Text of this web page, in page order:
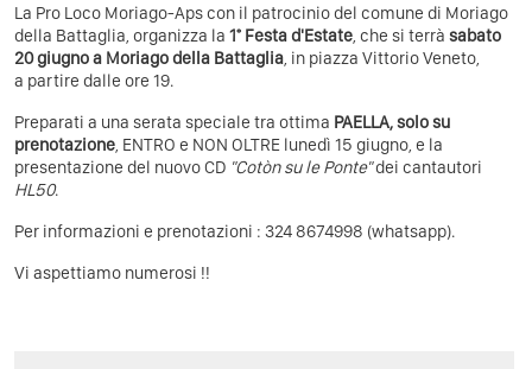
La Pro Loco Moriago-Aps con il patrocinio del comune di Moriago
della Battaglia, organizza la 1° Festa d'Estate , che si terrà sabato
20 giugno a Moriago della Battaglia , in piazza Vittorio Veneto,
a partire dalle ore 19.
Preparati a una serata speciale tra ottima PAELLA,solo su
prenotazione , ENTRO e NON OLTRE lunedì 15 giugno, e la
presentazione del nuovo CD "Cotòn su le Ponte"dei cantautori
HL50.
Per informazioni e prenotazioni : 324 8674998 (whatsapp).
Vi aspettiamo numerosi !!